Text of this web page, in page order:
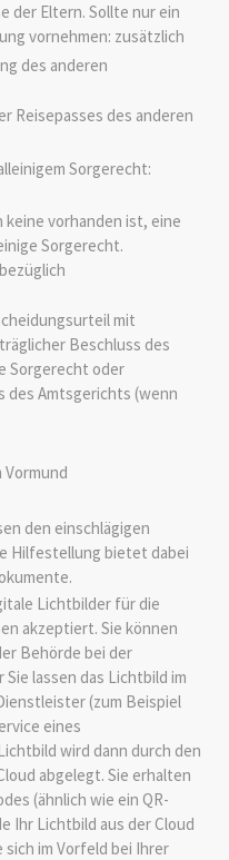
der Eltern. Sollte nur ein
vornehmen: zusätzlich
des anderen
Reisepasses des anderen
Sorgerecht:
vorhanden ist, eine
Sorgerecht.
mit
Beschluss des
Sorgerecht oder
des Amtsgerichts (wenn
den einschlägigen
Hilfestellung bietet dabei
Lichtbilder für die
akzeptiert. Sie können
Behörde bei der
lassen das Lichtbild im
(zum Beispiel
eines
wird dann durch den
abgelegt. Sie erhalten
(ähnlich wie ein QR-
Ihr Lichtbild aus der Cloud
im Vorfeld bei Ihrer